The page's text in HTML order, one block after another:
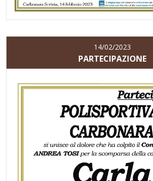
14/02/2023
PARTECIPAZIONE